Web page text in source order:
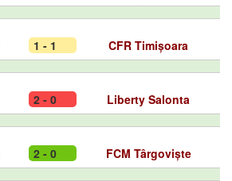
1 - 1 CFR Timișoara
2 - 0 Liberty Salonta
2 - 0 FCM Târgoviște